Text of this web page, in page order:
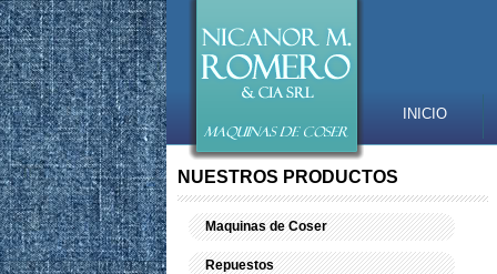
INICIO
NUESTROS PRODUCTOS
Maquinas de Coser
Repuestos